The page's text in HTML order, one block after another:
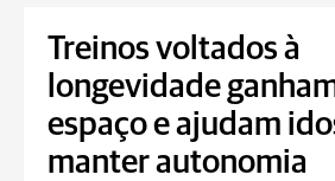
Treinos voltados à
longevidade
espaço e ajudam
manter autonomia